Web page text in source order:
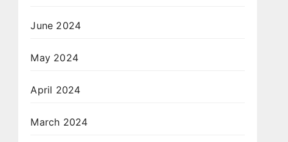
June 2024
May 2024
April 2024
March 2024